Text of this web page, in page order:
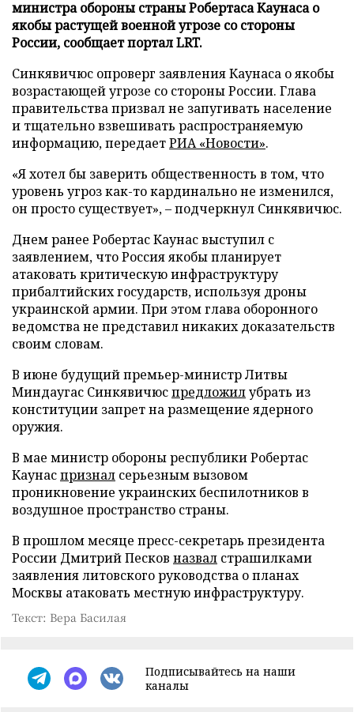
министра обороны страны Робертаса Каунаса о
якобы растущей военной угрозе со стороны
России, сообщает портал LRT.
Синкявичюс опроверг заявления Каунаса о якобы
возрастающей угрозе со стороны России. Глава
правительства призвал не запугивать население
и тщательно взвешивать распространяемую
информацию, передаетРИА «Новости».
«Я хотел бы заверить общественность в том, что
уровень угроз как-то кардинально не изменился,
он просто существует», – подчеркнул Синкявичюс.
Днем ранее Робертас Каунас выступил с
заявлением, что Россия якобы планирует
атаковать критическую инфраструктуру
прибалтийских государств, используя дроны
украинской армии. При этом глава оборонного
ведомства не представил никаких доказательств
своим словам.
В июне будущий премьер-министр Литвы
Миндаугас Синкявичюспредложилубрать из
конституции запрет на размещение ядерного
оружия.
В мае министр обороны республики Робертас
Каунаспризнал серьезным вызовом
проникновение украинских беспилотников в
воздушное пространство страны.
В прошлом месяце пресс-секретарь президента
России Дмитрий Песков назвал страшилками
заявления литовского руководства о планах
Москвы атаковать местную инфраструктуру.
Текст: Вера Басилая
Подписывайтесь на наши
каналы